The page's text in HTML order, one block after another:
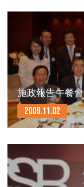
施政報告午餐會
2009.11.02